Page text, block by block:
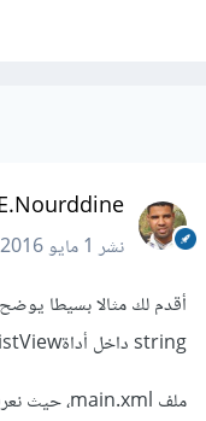
E.Nourddine
نشر1 مايو 2016
string داخل أداةListView:
ملف main.xml، حيث نعرف العنصر ListView: